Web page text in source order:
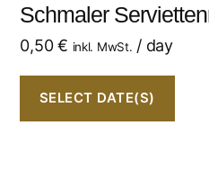
Schmaler
0,50€ inkl. MwSt. / day
SELECT DATE(S)